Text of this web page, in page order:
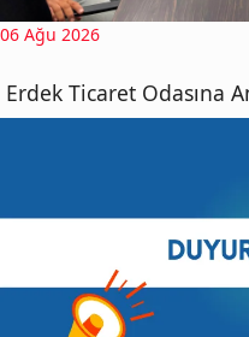
06 Ağu 2026
Erdek Ticaret Odasına